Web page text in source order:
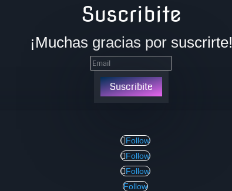
Suscribite
¡Muchas gracias por suscrirte!
Suscribite
Follow
Follow
Follow
Follow